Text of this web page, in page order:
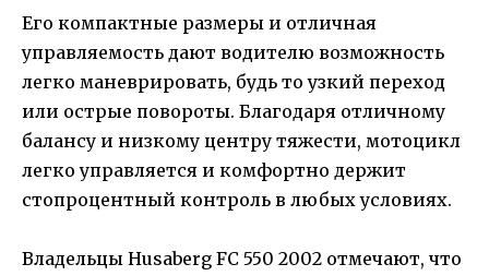
Его компактные размеры и отличная
управляемость дают водителю возможность
легко маневрировать, будь то узкий переход
или острые повороты. Благодаря отличному
балансу и низкому центру тяжести, мотоцикл
легко управляется и комфортно держит
стопроцентный контроль в любых условиях.
Владельцы Husaberg FC 550 2002 отмечают, что